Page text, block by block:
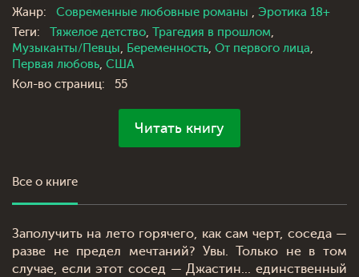
Жанр:
Современные любовные романы , Эротика 18+
Теги:
Тяжелое детство, Трагедия в прошлом,
Музыканты/Певцы, Беременность, От первого лица,
Первая любовь, США
Кол-во страниц:
55
Читать книгу
Все о книге
Заполучить на лето горячего, как сам черт, соседа —
разве не предел мечтаний? Увы. Только не в том
случае, если этот сосед — Джастин... единственный